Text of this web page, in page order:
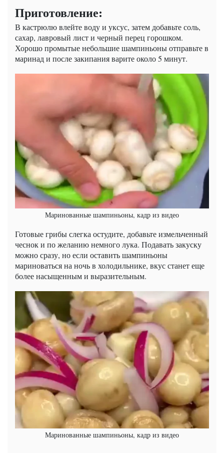
Приготовление:
В кастрюлю влейте воду и уксус, затем добавьте соль,
сахар, лавровый лист и черный перец горошком.
Хорошо промытые небольшие шампиньоны отправьте в
маринад и после закипания варите около 5 минут.
Маринованные шампиньоны, кадр из видео
Готовые грибы слегка остудите, добавьте измельченный
чеснок и по желанию немного лука. Подавать закуску
можно сразу, но если оставить шампиньоны
мариноваться на ночь в холодильнике, вкус станет еще
более насыщенным и выразительным.
Маринованные шампиньоны, кадр из видео